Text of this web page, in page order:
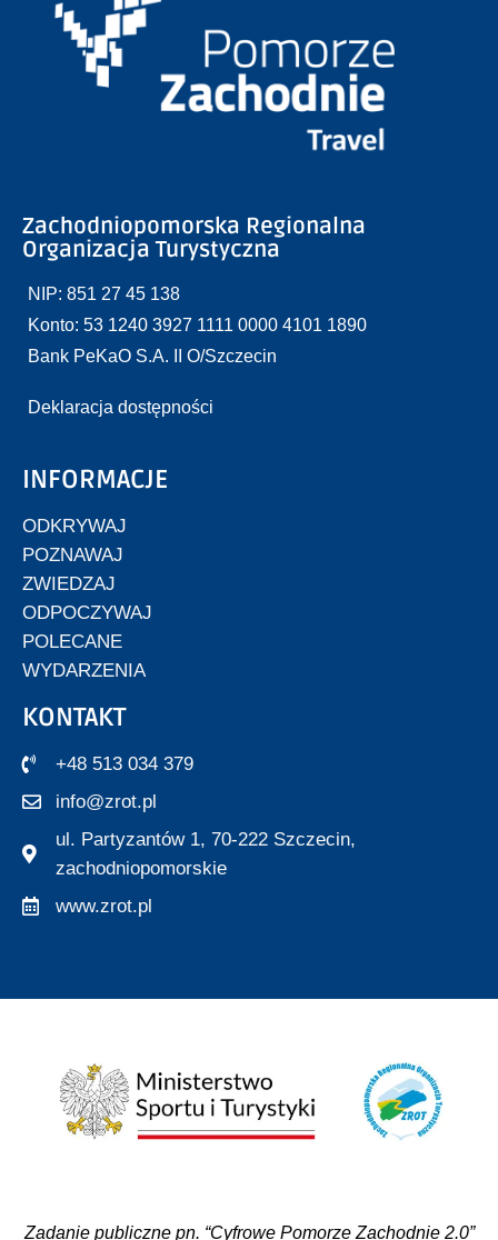
Zachodniopomorska Regionalna
Organizacja Turystyczna
NIP: 851 27 45 138
Konto: 53 1240 3927 1111 0000 4101 1890
Bank PeKaO S.A. II O/Szczecin
Deklaracja dostępności
INFORMACJE
ODKRYWAJ
POZNAWAJ
ZWIEDZAJ
ODPOCZYWAJ
POLECANE
WYDARZENIA
KONTAKT
+48 513 034 379
info@zrot.pl
ul. Partyzantów 1, 70-222 Szczecin,
zachodniopomorskie
www.zrot.pl
Zadanie publiczne pn. “Cyfrowe Pomorze Zachodnie 2.0”